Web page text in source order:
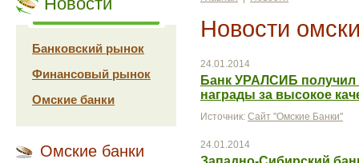
Банковский рынок
Финансовый рынок
Омские банки
Омские банки
Новости
24.01.2014
Банк УРАЛСИБ получил
награды за высокое
Источник: Сайт "Омские Банки"
24.01.2014